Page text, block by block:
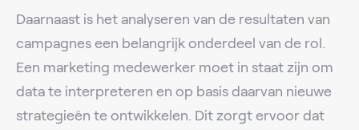
Daarnaast is het analyseren van de resultaten van
campagnes een belangrijk onderdeel van de rol.
Een marketing medewerker moet in staat zijn om
data te interpreteren en op basis daarvan nieuwe
strategieën te ontwikkelen. Dit zorgt ervoor dat